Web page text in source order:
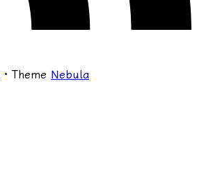
· Theme Nebula